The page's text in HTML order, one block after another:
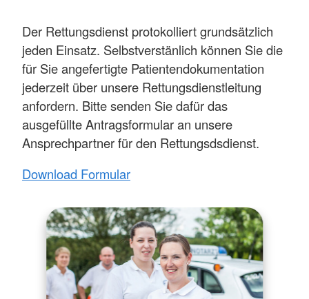
Der Rettungsdienst protokolliert grundsätzlich
jeden Einsatz. Selbstverstänlich können Sie die
für Sie angefertigte Patientendokumentation
jederzeit über unsere Rettungsdienstleitung
anfordern. Bitte senden Sie dafür das
ausgefüllte Antragsformular an unsere
Ansprechpartner für den Rettungsdsdienst.
Download Formular